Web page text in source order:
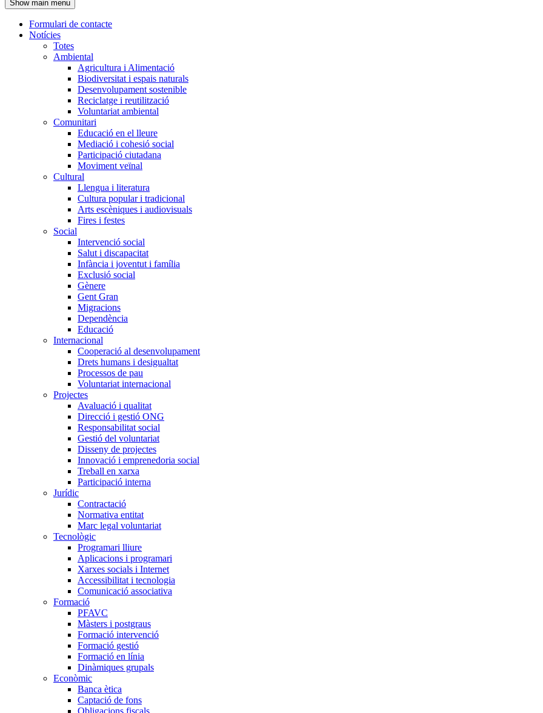
l'encapçalament
Show main menu
Navegació
principal
Formulari de contacte
Notícies
Totes
Ambiental
Agricultura i Alimentació
Biodiversitat i espais naturals
Desenvolupament sostenible
Reciclatge i reutilització
Voluntariat ambiental
Comunitari
Educació en el lleure
Mediació i cohesió social
Participació ciutadana
Moviment veïnal
Cultural
Llengua i literatura
Cultura popular i tradicional
Arts escèniques i audiovisuals
Fires i festes
Social
Intervenció social
Salut i discapacitat
Infància i joventut i família
Exclusió social
Gènere
Gent Gran
Migracions
Dependència
Educació
Internacional
Cooperació al desenvolupament
Drets humans i desigualtat
Processos de pau
Voluntariat internacional
Projectes
Avaluació i qualitat
Direcció i gestió ONG
Responsabilitat social
Gestió del voluntariat
Disseny de projectes
Innovació i emprenedoria social
Treball en xarxa
Participació interna
Jurídic
Contractació
Normativa entitat
Marc legal voluntariat
Tecnològic
Programari lliure
Aplicacions i programari
Xarxes socials i Internet
Accessibilitat i tecnologia
Comunicació associativa
Formació
PFAVC
Màsters i postgraus
Formació intervenció
Formació gestió
Formació en línia
Dinàmiques grupals
Econòmic
Banca ètica
Captació de fons